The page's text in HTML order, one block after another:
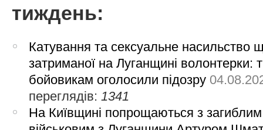
тиждень:
Катування та сексуальне насильство
затриманої на Луганщині волонтерки:
бойовикам оголосили підозру
переглядів:1341
На Київщині попрощаються з загиблим